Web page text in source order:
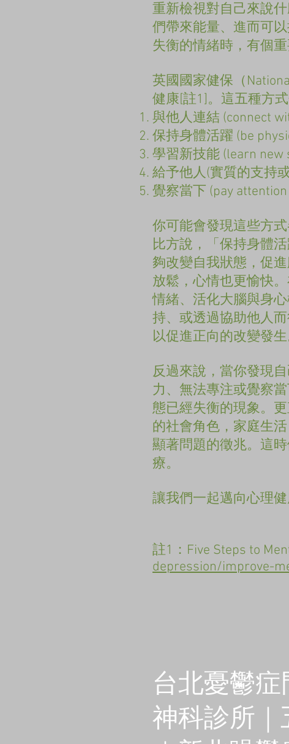
重新檢視對自己來說
們帶來能量、進而可
失衡的情緒時，有個
英國國家健保（
健康[註1]。這五種方
與他人連結 (connect
保持身體活躍 (be
學習新技能 (learn new
給予他人(實質的支持
覺察當下 (pay
你可能會發現這些方
比方說，「保持身體
夠改變自我狀態，促
放鬆，心情也更愉快
情緒、活化大腦與身
持、或透過協助他人
以促進正向的改變發生
反過來說，當你發現
力、無法專注或覺察
態已經失衡的現象。
的社會角色，家庭生
顯著問題的徵兆。這
療。
讓我們一起邁向心理健
註1：Five Steps to
depression/improve-
開
台北憂鬱
神科診所｜